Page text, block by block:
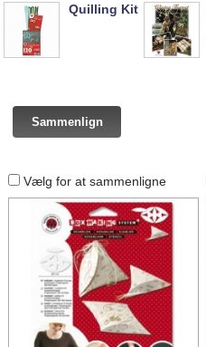
Quilling Kit
Vælg for at sammenligne